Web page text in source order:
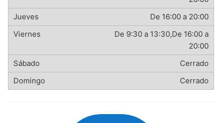
De 16:00 a 20:00
De 9:30 a 13:30,De 16:00 a
20:00
Cerrado
Cerrado